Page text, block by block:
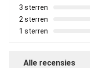
3 sterren
2 sterren
1 sterren
Alle recensies